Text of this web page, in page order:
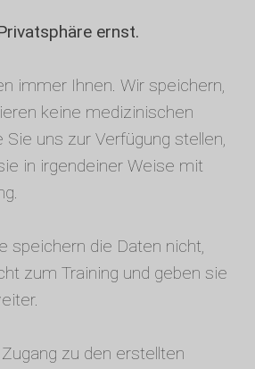
ernst.
immer Ihnen. Wir speichern,
keine medizinischen
Sie uns zur Verfügung stellen,
in irgendeiner Weise mit
speichern die Daten nicht,
zum Training und geben sie
zu den erstellten